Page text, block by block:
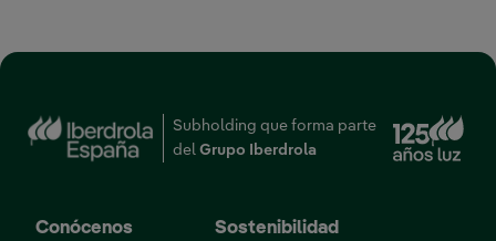
Subholding que forma parte
del Grupo Iberdrola
Conócenos Sostenibilidad